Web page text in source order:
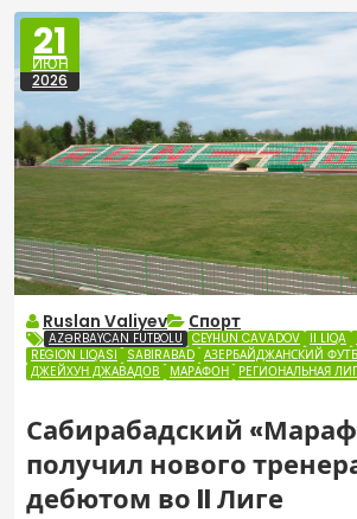
21
ИЮН
2026
Ruslan Valiyev Спорт
AZƏRBAYCAN FUTBOLU CEYHUN CAVADOV II LIQA
REGION LIQASI
SABIRABAD АЗЕРБАЙДЖАНСКИЙ
ДЖЕЙХУН ДЖАВАДОВ
МАРАФОН РЕГИОНАЛЬНАЯ
Сабирабадский
получил нового
дебютом во II Лиге